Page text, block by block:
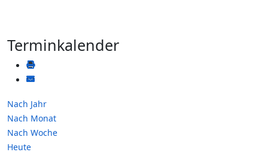
Terminkalender
Nach Jahr
Nach Monat
Nach Woche
Heute